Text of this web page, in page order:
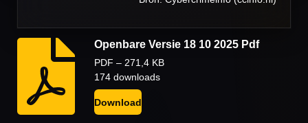
Openbare Versie 18 10 2025 Pdf
PDF – 271,4 KB
174 downloads
Download